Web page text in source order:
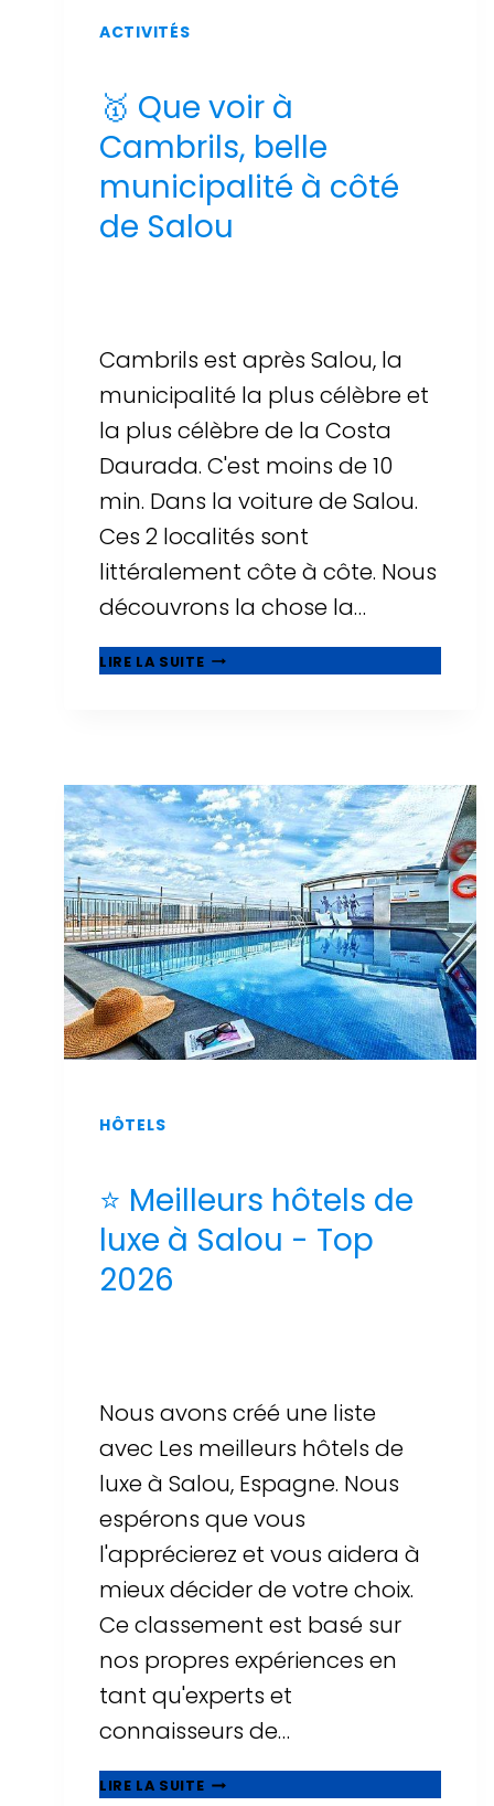
ACTIVITÉS
🥇 Que voir à
Cambrils, belle
municipalité à côté
de Salou
Cambrils est après Salou, la
municipalité la plus célèbre et
la plus célèbre de la Costa
Daurada. C'est moins de 10
min. Dans la voiture de Salou.
Ces 2 localités sont
littéralement côte à côte. Nous
découvrons la chose la…
LIRE LA SUITE🥇
QUE
MUNICIPALITÉ
À
CÔTÉ
DE
SALOU
HÔTELS
⭐ Meilleurs hôtels de
luxe à Salou - Top
2026
Nous avons créé une liste
avec Les meilleurs hôtels de
luxe à Salou, Espagne. Nous
espérons que vous
l'apprécierez et vous aidera à
mieux décider de votre choix.
Ce classement est basé sur
nos propres expériences en
tant qu'experts et
connaisseurs de…
LIRE LA SUITE⭐
MEILLEURS